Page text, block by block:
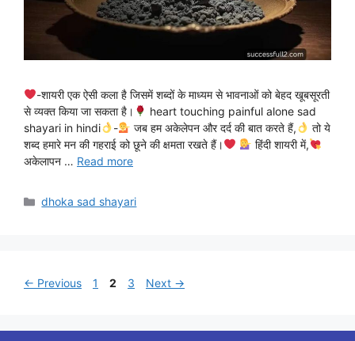
-शायरी एक ऐसी कला है जिसमें शब्दों के माध्यम से भावनाओं को बेहद खूबसूरती
से व्यक्त किया जा सकता है।
heart touching painful alone sad
shayari in hindi
- जब हम अकेलेपन और दर्द की बात करते हैं,
तो ये
शब्द हमारे मन की गहराई को छूने की क्षमता रखते हैं।
हिंदी शायरी में,
अकेलापन … Read more
Categories
dhoka sad shayari
← Previous Page
1 Page
2 Page
3 Next →